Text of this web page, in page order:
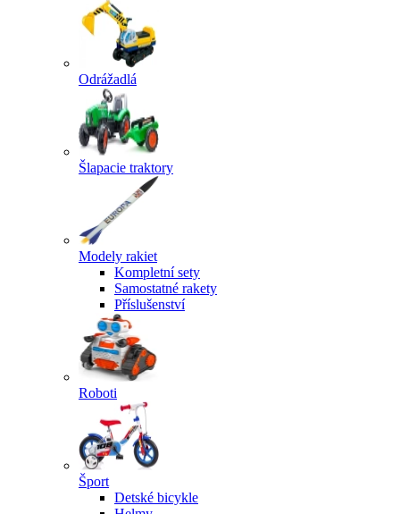
Odrážadlá
Šlapacie traktory
Modely rakiet
Kompletní sety
Samostatné rakety
Příslušenství
Roboti
Šport
Detské bicykle